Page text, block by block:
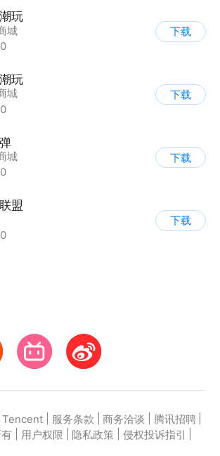
玩
城
下载
玩
城
下载
城
下载
盟
下载
服务条款 商务洽谈 腾讯招聘
用户权限 隐私政策 侵权投诉指引